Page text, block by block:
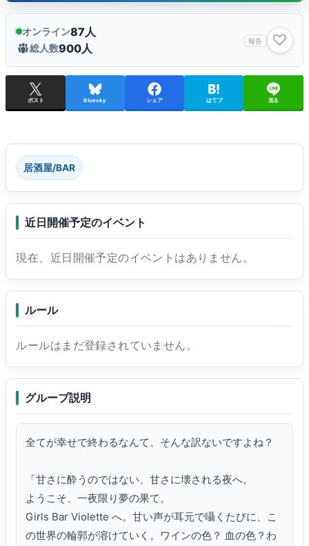
オンライン87人
総人数900人
報告 ♡
ポスト Bluesky シェア はてブ 送る
居酒屋/BAR
近日開催予定のイベント
現在、近日開催予定のイベントはありません。
ルール
ルールはまだ登録されていません。
グループ説明
全てが幸せで終わるなんて、そんな訳ないですよね？
「甘さに酔うのではない、甘さに壊される夜へ。
ようこそ、一夜限り夢の果て。
Girls Bar Violette へ。甘い声が耳元で囁くたびに、こ
の世界の輪郭が溶けていく。ワインの色？ 血の色？わ